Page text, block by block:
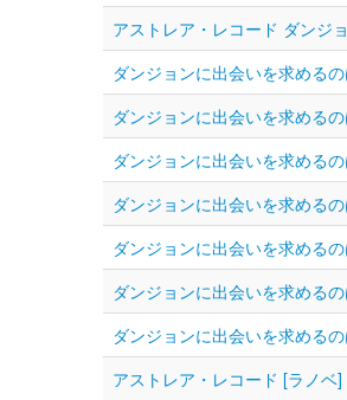
アストレア・レコード ダンジ
ダンジョンに出会いを求める
ダンジョンに出会いを求める
ダンジョンに出会いを求める
ダンジョンに出会いを求める
ダンジョンに出会いを求める
ダンジョンに出会いを求める
ダンジョンに出会いを求める
アストレア・レコード [ラノベ]